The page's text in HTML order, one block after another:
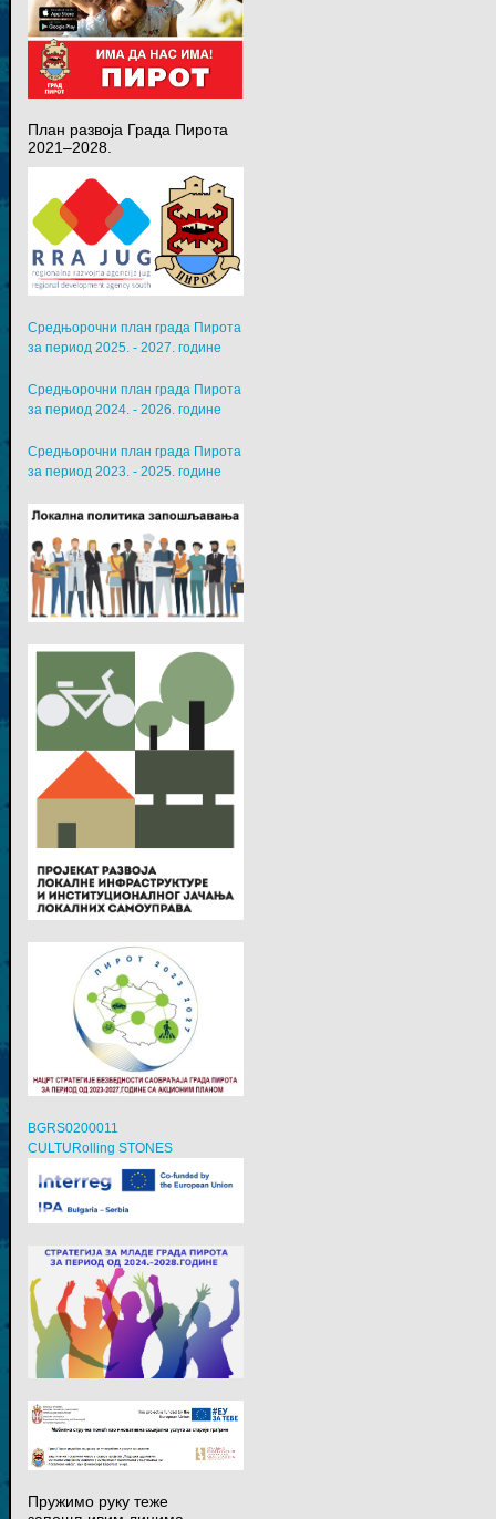
План развоја Града Пирота
2021–2028.
Средњорочни план града Пирота
за период 2025. - 2027. године
Средњорочни план града Пирота
за период 2024. - 2026. године
Средњорочни план града Пирота
за период 2023. - 2025. године
BGRS0200011
CULTURolling STONES
Пружимо руку теже